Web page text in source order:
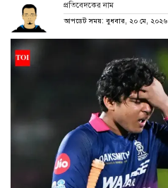
প্রতিবেদকের নাম
আপডেট সময়: বুধবার, ২০ মে, ২০২৬